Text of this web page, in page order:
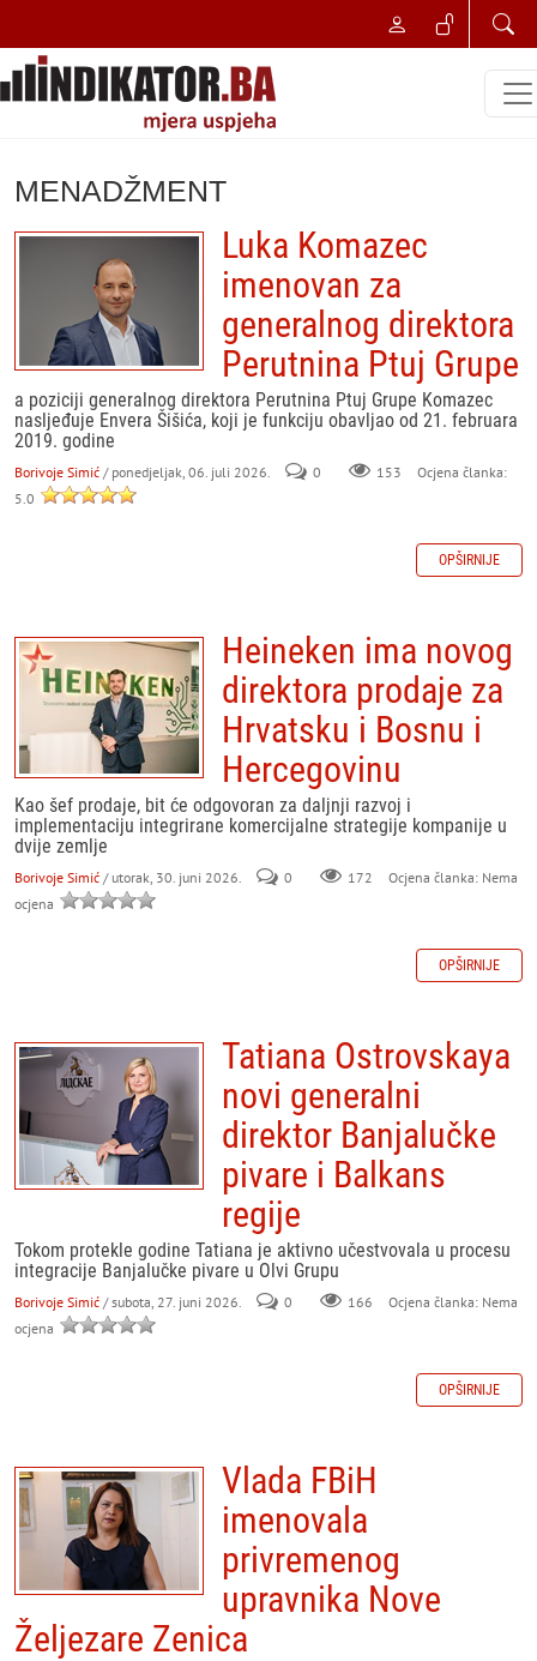
MENADŽMENT
Luka Komazec
imenovan za
generalnog direktora
Perutnina Ptuj Grupe
a poziciji generalnog direktora Perutnina Ptuj Grupe Komazec
nasljeđuje Envera Šišića, koji je funkciju obavljao od 21. februara
2019. godine
Borivoje Simić / ponedjeljak, 06. juli 2026. 0 153
Ocjena članka:
5.0
OPŠIRNIJE
Heineken ima novog
direktora prodaje za
Hrvatsku i Bosnu i
Hercegovinu
Kao šef prodaje, bit će odgovoran za daljnji razvoj i
implementaciju integrirane komercijalne strategije kompanije u
dvije zemlje
Borivoje Simić / utorak, 30. juni 2026. 0 172
Ocjena članka: Nema
ocjena
OPŠIRNIJE
Tatiana Ostrovskaya
novi generalni
direktor Banjalučke
pivare i Balkans
regije
Tokom protekle godine Tatiana je aktivno učestvovala u procesu
integracije Banjalučke pivare u Olvi Grupu
Borivoje Simić / subota, 27. juni 2026. 0 166
Ocjena članka: Nema
ocjena
OPŠIRNIJE
Vlada FBiH
imenovala
privremenog
upravnika Nove
Željezare Zenica